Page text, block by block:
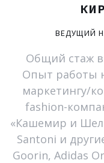
ВЕДУЩИЙ
Общий стаж в
Опыт работы
маркетингу/
fashion-
«Кашемир и
Santoni и
Goorin, Adidas